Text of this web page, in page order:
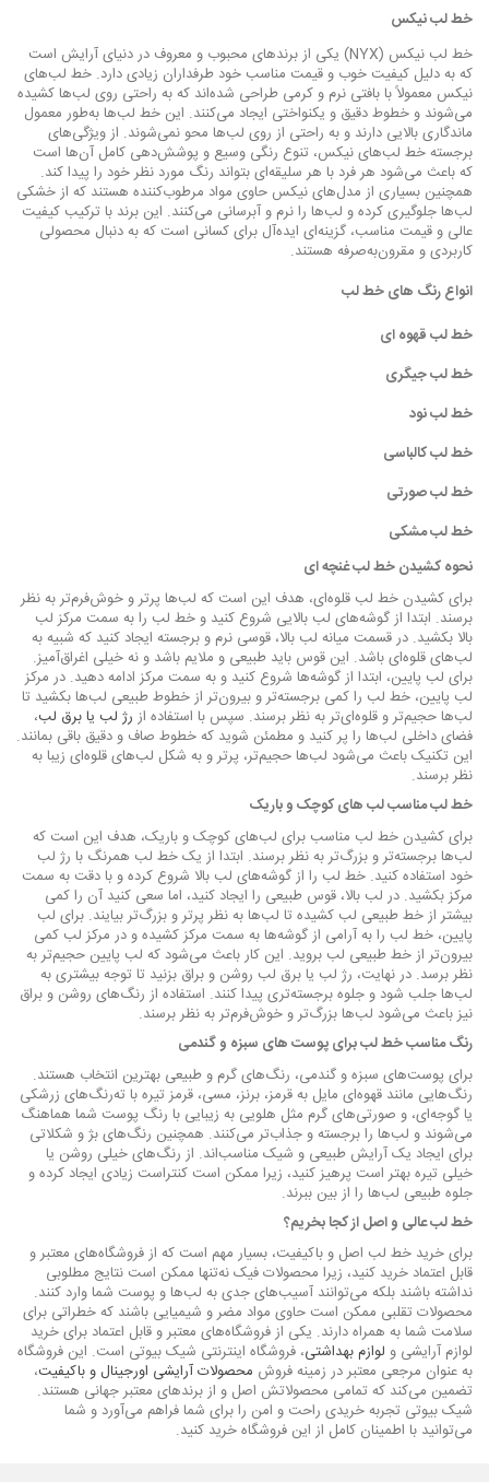
خط لب نیکس
خط لب نیکس (NYX) یکی از برندهای محبوب و معروف در دنیای آرایش است
که به دلیل کیفیت خوب و قیمت مناسب خود طرفداران زیادی دارد. خط لب‌های
نیکس معمولاً با بافتی نرم و کرمی طراحی شده‌اند که به راحتی روی لب‌ها کشیده
می‌شوند و خطوط دقیق و یکنواختی ایجاد می‌کنند. این خط لب‌ها به‌طور معمول
ماندگاری بالایی دارند و به راحتی از روی لب‌ها محو نمی‌شوند. از ویژگی‌های
برجسته خط لب‌های نیکس، تنوع رنگی وسیع و پوشش‌دهی کامل آن‌ها است
که باعث می‌شود هر فرد با هر سلیقه‌ای بتواند رنگ مورد نظر خود را پیدا کند.
همچنین بسیاری از مدل‌های نیکس حاوی مواد مرطوب‌کننده هستند که از خشکی
لب‌ها جلوگیری کرده و لب‌ها را نرم و آبرسانی می‌کنند. این برند با ترکیب کیفیت
عالی و قیمت مناسب، گزینه‌ای ایده‌آل برای کسانی است که به دنبال محصولی
کاربردی و مقرون‌به‌صرفه هستند.
انواع رنگ های خط لب
خط لب قهوه ای
خط لب جیگری
خط لب نود
خط لب کالباسی
خط لب صورتی
خط لب مشکی
نحوه کشیدن خط لب غنچه ای
برای کشیدن خط لب قلوه‌ای، هدف این است که لب‌ها پرتر و خوش‌فرم‌تر به نظر
برسند. ابتدا از گوشه‌های لب بالایی شروع کنید و خط لب را به سمت مرکز لب
بالا بکشید. در قسمت میانه لب بالا، قوسی نرم و برجسته ایجاد کنید که شبیه به
لب‌های قلوه‌ای باشد. این قوس باید طبیعی و ملایم باشد و نه خیلی اغراق‌آمیز.
برای لب پایین، ابتدا از گوشه‌ها شروع کنید و به سمت مرکز ادامه دهید. در مرکز
لب پایین، خط لب را کمی برجسته‌تر و بیرون‌تر از خطوط طبیعی لب‌ها بکشید تا
لب‌ها حجیم‌تر و قلوه‌ای‌تر به نظر برسند. سپس با استفاده از رژ لب یا برق لب،
فضای داخلی لب‌ها را پر کنید و مطمئن شوید که خطوط صاف و دقیق باقی بمانند.
این تکنیک باعث می‌شود لب‌ها حجیم‌تر، پرتر و به شکل لب‌های قلوه‌ای زیبا به
نظر برسند.
خط لب مناسب لب های کوچک و باریک
برای کشیدن خط لب مناسب برای لب‌های کوچک و باریک، هدف این است که
لب‌ها برجسته‌تر و بزرگ‌تر به نظر برسند. ابتدا از یک خط لب همرنگ با رژ لب
خود استفاده کنید. خط لب را از گوشه‌های لب بالا شروع کرده و با دقت به سمت
مرکز بکشید. در لب بالا، قوس طبیعی را ایجاد کنید، اما سعی کنید آن را کمی
بیشتر از خط طبیعی لب کشیده تا لب‌ها به نظر پرتر و بزرگ‌تر بیایند. برای لب
پایین، خط لب را به آرامی از گوشه‌ها به سمت مرکز کشیده و در مرکز لب کمی
بیرون‌تر از خط طبیعی لب بروید. این کار باعث می‌شود که لب پایین حجیم‌تر به
نظر برسد. در نهایت، رژ لب یا برق لب روشن و براق بزنید تا توجه بیشتری به
لب‌ها جلب شود و جلوه برجسته‌تری پیدا کنند. استفاده از رنگ‌های روشن و براق
نیز باعث می‌شود لب‌ها بزرگ‌تر و خوش‌فرم‌تر به نظر برسند.
رنگ مناسب خط لب برای پوست های سبزه و گندمی
برای پوست‌های سبزه و گندمی، رنگ‌های گرم و طبیعی بهترین انتخاب هستند.
رنگ‌هایی مانند قهوه‌ای مایل به قرمز، برنز، مسی، قرمز تیره با ته‌رنگ‌های زرشکی
یا گوجه‌ای، و صورتی‌های گرم مثل هلویی به زیبایی با رنگ پوست شما هماهنگ
می‌شوند و لب‌ها را برجسته و جذاب‌تر می‌کنند. همچنین رنگ‌های بژ و شکلاتی
برای ایجاد یک آرایش طبیعی و شیک مناسب‌اند. از رنگ‌های خیلی روشن یا
خیلی تیره بهتر است پرهیز کنید، زیرا ممکن است کنتراست زیادی ایجاد کرده و
جلوه طبیعی لب‌ها را از بین ببرند.
خط لب عالی و اصل از کجا بخریم؟
برای خرید خط لب اصل و باکیفیت، بسیار مهم است که از فروشگاه‌های معتبر و
قابل اعتماد خرید کنید، زیرا محصولات فیک نه‌تنها ممکن است نتایج مطلوبی
نداشته باشند بلکه می‌توانند آسیب‌های جدی به لب‌ها و پوست شما وارد کنند.
محصولات تقلبی ممکن است حاوی مواد مضر و شیمیایی باشند که خطراتی برای
سلامت شما به همراه دارند. یکی از فروشگاه‌های معتبر و قابل اعتماد برای خرید
لوازم آرایشی و لوازم بهداشتی، فروشگاه اینترنتی شیک بیوتی است. این فروشگاه
به عنوان مرجعی معتبر در زمینه فروش محصولات آرایشی اورجینال و باکیفیت،
تضمین می‌کند که تمامی محصولاتش اصل و از برندهای معتبر جهانی هستند.
شیک بیوتی تجربه خریدی راحت و امن را برای شما فراهم می‌آورد و شما
می‌توانید با اطمینان کامل از این فروشگاه خرید کنید.